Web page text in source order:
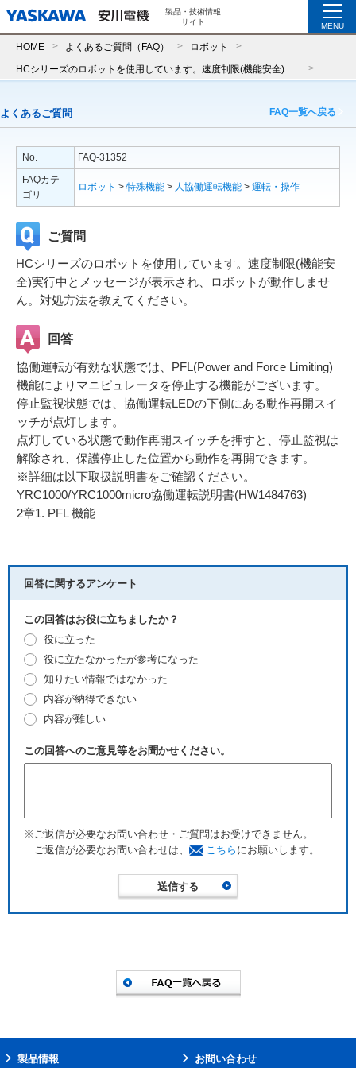
製品・技術情報
サイト
MENU
HOME よくあるご質問（FAQ） ロボット
よくあるご質問 FAQ一覧へ戻る
No.
FAQ-31352
FAQカテ
ゴリ
ロボット > 特殊機能 > 人協働運転機能 > 運転・操作
ご質問
HCシリーズのロボットを使用しています。速度制限(機能安
全)実行中とメッセージが表示され、ロボットが動作しませ
ん。対処方法を教えてください。
回答
協働運転が有効な状態では、PFL(Power and Force Limiting)
機能によりマニピュレータを停止する機能がございます。
停止監視状態では、協働運転LEDの下側にある動作再開スイ
ッチが点灯します。
点灯している状態で動作再開スイッチを押すと、停止監視は
解除され、保護停止した位置から動作を再開できます。
※詳細は以下取扱説明書をご確認ください。
YRC1000/YRC1000micro協働運転説明書(HW1484763)
2章1. PFL 機能
回答に関するアンケート
この回答はお役に立ちましたか？
役に立った
役に立たなかったが参考になった
知りたい情報ではなかった
内容が納得できない
内容が難しい
この回答へのご意見等をお聞かせください。
※ご返信が必要なお問い合わせ・ご質問はお受けできません。
ご返信が必要なお問い合わせは、
こちら にお願いします。
製品情報 お問い合わせ